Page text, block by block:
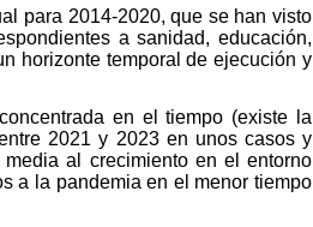
para 2014-2020, que se han visto
a sanidad, educación,
horizonte temporal de ejecución y
en el tiempo (existe la
2021 y 2023 en unos casos y
al crecimiento en el entorno
a la pandemia en el menor tiempo